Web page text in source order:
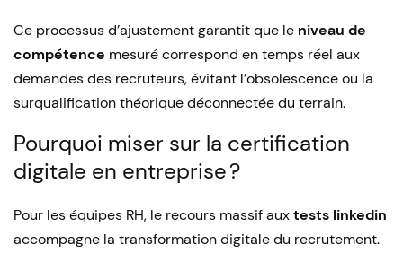
Ce processus d’ajustement garantit que le niveau de
compétence mesuré correspond en temps réel aux
demandes des recruteurs, évitant l’obsolescence ou la
surqualification théorique déconnectée du terrain.
Pourquoi miser sur la certification
digitale en entreprise ?
Pour les équipes RH, le recours massif auxtests linkedin
accompagne la transformation digitale du recrutement.